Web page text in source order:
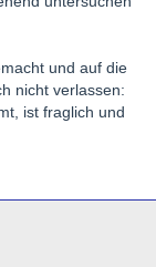
und auf die
nicht verlassen:
ist fraglich und